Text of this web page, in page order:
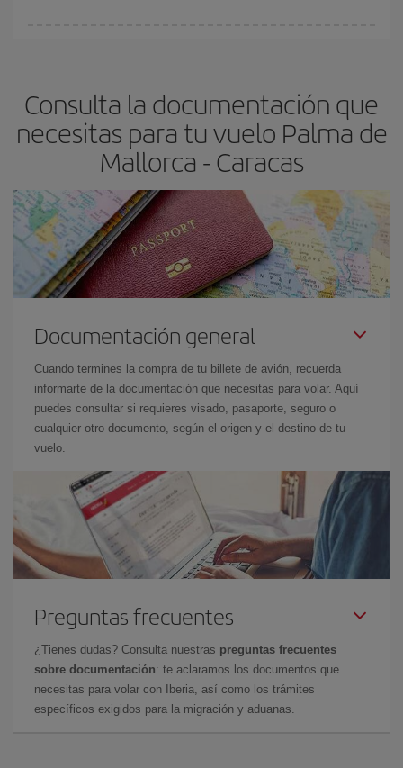
Consulta la documentación que
necesitas para tu vuelo Palma de
Mallorca - Caracas
Documentación general
Cuando termines la compra de tu billete de avión, recuerda
informarte de la documentación que necesitas para volar. Aquí
puedes consultar si requieres visado, pasaporte, seguro o
cualquier otro documento, según el origen y el destino de tu
vuelo.
Preguntas frecuentes
¿Tienes dudas? Consulta nuestras preguntas frecuentes
sobre documentación: te aclaramos los documentos que
necesitas para volar con Iberia, así como los trámites
específicos exigidos para la migración y aduanas.